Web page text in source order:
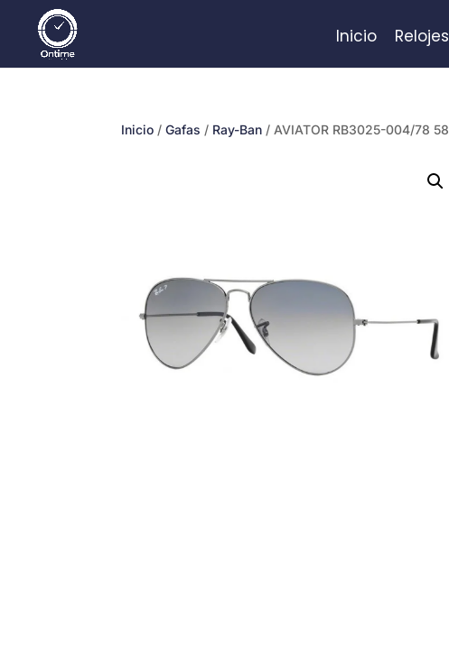
Inicio Relojes
Inicio /Gafas / Ray-Ban / AVIATOR RB3025-004/78 58